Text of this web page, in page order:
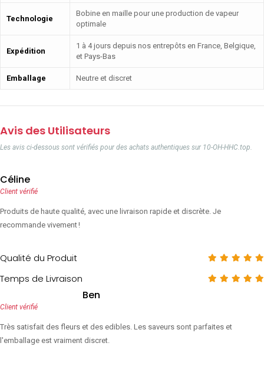
Technologie
Bobine en maille pour une production de vapeur
optimale
Expédition
1 à 4 jours depuis nos entrepôts en France, Belgique,
et Pays-Bas
Emballage Neutre et discret
Avis des Utilisateurs
Les avis ci-dessous sont vérifiés pour des achats authentiques sur 10-OH-HHC.top.
Céline
Client vérifié
Produits de haute qualité, avec une livraison rapide et discrète. Je
recommande vivement !
Qualité du Produit
Temps de Livraison
Ben
Client vérifié
Très satisfait des fleurs et des edibles. Les saveurs sont parfaites et
l'emballage est vraiment discret.